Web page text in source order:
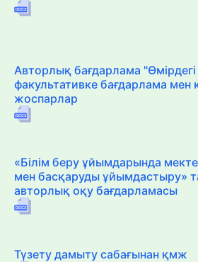
Авторлық бағдарлама
факультативке бағдарлама мен
жоспарлар
«Білім беру ұйымдарында
мен басқаруды ұйымдастыру»
авторлық оқу бағдарламасы
Түзету дамыту сабағынан қмж